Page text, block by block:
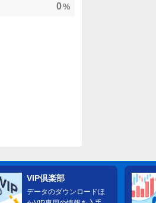
0%
VIP倶楽部
データのダウンロードほ